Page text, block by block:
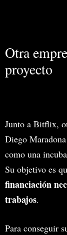
Otra
proyecto
Junto a Bitflix,
Diego
como una
Su objetivo es
financiación
trabajos.
Para conseguir